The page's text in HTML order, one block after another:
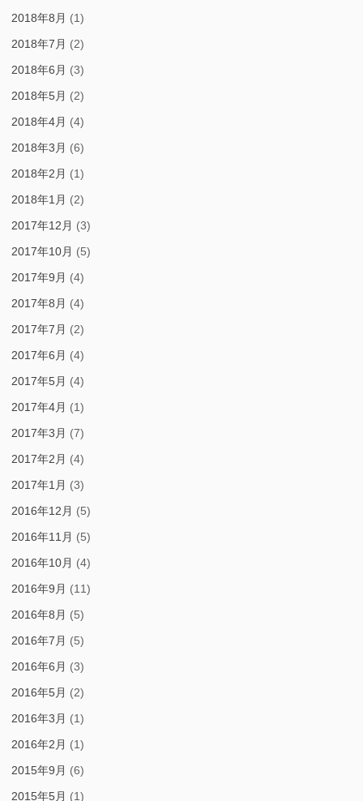
2018年8月 (1)
2018年7月 (2)
2018年6月 (3)
2018年5月 (2)
2018年4月 (4)
2018年3月 (6)
2018年2月 (1)
2018年1月 (2)
2017年12月 (3)
2017年10月 (5)
2017年9月 (4)
2017年8月 (4)
2017年7月 (2)
2017年6月 (4)
2017年5月 (4)
2017年4月 (1)
2017年3月 (7)
2017年2月 (4)
2017年1月 (3)
2016年12月 (5)
2016年11月 (5)
2016年10月 (4)
2016年9月 (11)
2016年8月 (5)
2016年7月 (5)
2016年6月 (3)
2016年5月 (2)
2016年3月 (1)
2016年2月 (1)
2015年9月 (6)
2015年5月 (1)